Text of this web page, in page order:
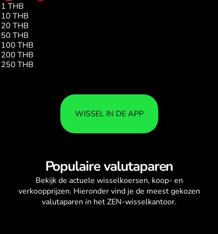
1 THB
10 THB
20 THB
50 THB
100 THB
200 THB
250 THB
WISSEL IN DE APP
Populaire valutaparen
Bekijk de actuele wisselkoersen, koop- en
verkoopprijzen. Hieronder vind je de meest gekozen
valutaparen in het ZEN-wisselkantoor.